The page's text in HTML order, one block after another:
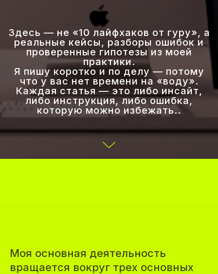
Здесь — не «10 лайфхаков от гуру», а
реальные кейсы, разборы ошибок и
проверенные гипотезы из моей
практики.
Я пишу коротко и по делу — потому
что у вас нет времени на «воду».
Каждая статья — это либо инсайт,
либо инструкция, либо ошибка,
которую можно избежать..
Моя основная деятельность
вращается вокруг трех основных